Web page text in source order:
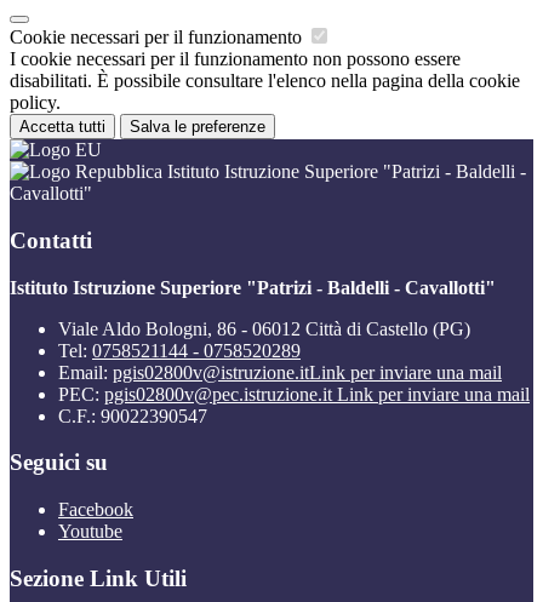
Cookie necessari per il funzionamento
I cookie necessari per il funzionamento non possono essere
disabilitati. È possibile consultare l'elenco nella pagina della cookie
policy.
Accetta tutti Salva le preferenze
Istituto Istruzione Superiore "Patrizi - Baldelli -
Cavallotti"
Contatti
Istituto Istruzione Superiore "Patrizi - Baldelli - Cavallotti"
Viale Aldo Bologni, 86 - 06012 Città di Castello (PG)
Tel: 0758521144 - 0758520289
Email: pgis02800v@istruzione.itLink per inviare una mail
PEC: pgis02800v@pec.istruzione.it Link per inviare una mail
C.F.: 90022390547
Seguici su
Facebook
Youtube
Sezione Link Utili